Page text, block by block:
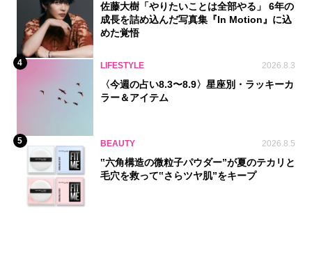
佐藤大樹「やりたいことは全部やる」 6年の
成長を詰め込んだ写真集『In Motion』に込
めた覚悟
4 LIFESTYLE 2026.8.3
〈今週の占い8.3〜8.9〉星座別・ラッキーカ
ラー＆アイテム
5 BEAUTY 2026.8.5
‟六角構造の微粒子パウダー”が夏のテカリと
毛穴を救って‟さらツヤ肌”をキープ